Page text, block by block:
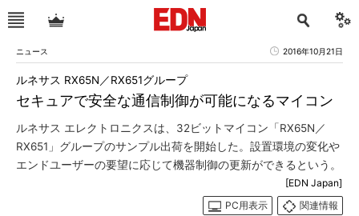
ニュース 2016年10月21日
セキュアで安全な通信制御が可能になるマイコン
ルネサス RX65N／RX651グループ
ルネサス エレクトロニクスは、32ビットマイコン「RX65N／
RX651」グループのサンプル出荷を開始した。設置環境の変化や
エンドユーザーの要望に応じて機器制御の更新ができるという。
[EDN Japan]
PC用表示
関連情報